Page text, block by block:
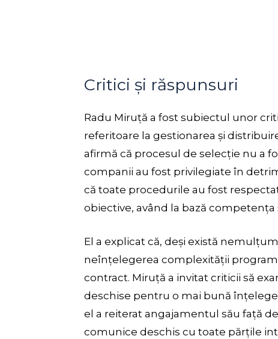
Critici și răspunsuri
Radu Miruță a fost subiectul unor
referitoare la gestionarea și
afirmă că procesul de selecție nu a
companii au fost privilegiate în
că toate procedurile au fost
obiective, având la bază
El a explicat că, deși există
neînțelegerea complexității
contract. Miruță a invitat criticii să
deschise pentru o mai bună
el a reiterat angajamentul său față
comunice deschis cu toate părțile